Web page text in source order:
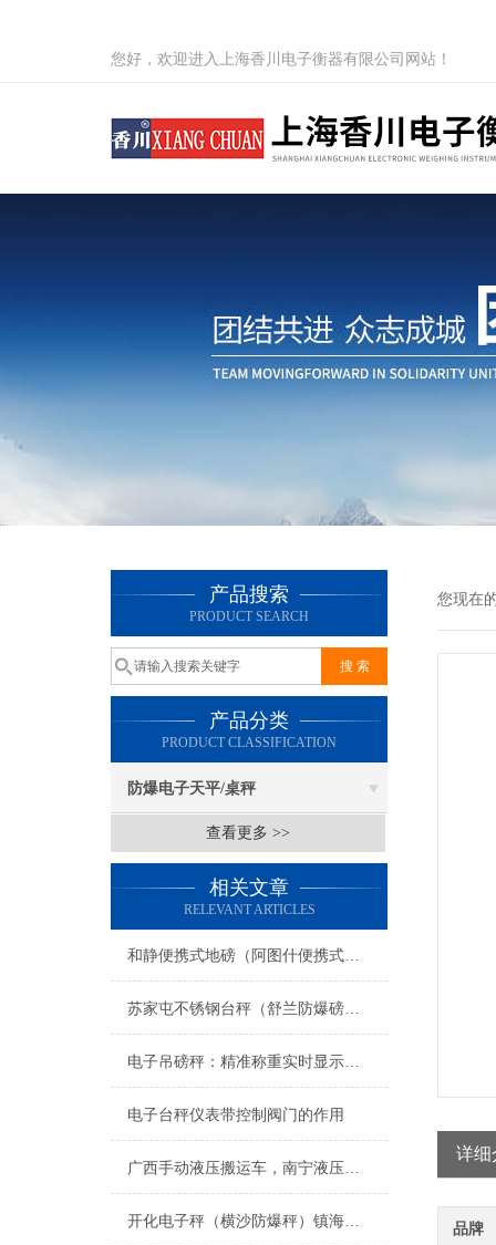
您好，欢迎进入上海香川电子衡器有限公司网站！
产品搜索
PRODUCT SEARCH
产品分类
PRODUCT CLASSIFICATION
防爆电子天平/桌秤
查看更多 >>
相关文章
RELEVANT ARTICLES
和静便携式地磅（阿图什便携式地磅）阜康便携式地磅）策勒便携式地磅维修
苏家屯不锈钢台秤（舒兰防爆磅秤）辉南防腐蚀台称）昌邑电子隔爆秤维修
电子吊磅秤：精准称重实时显示，工业起重称重核心设备
电子台秤仪表带控制阀门的作用
广西手动液压搬运车，南宁液压搬运秤，叉车秤
开化电子秤（横沙防爆秤）镇海称重模块（临海防爆秤）向化电子秤维修
您现在
详细
品牌